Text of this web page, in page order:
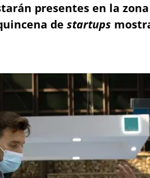
presentes en la
de startups